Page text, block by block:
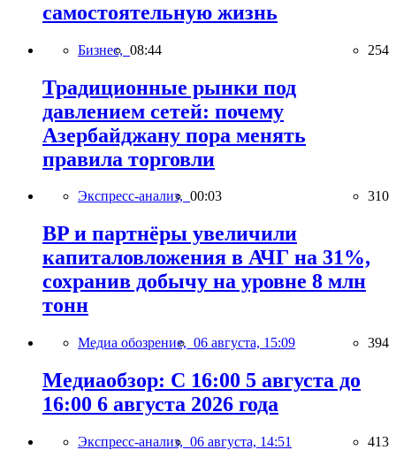
самостоятельную жизнь
Бизнес, 08:44 254
Традиционные рынки под
давлением сетей: почему
Азербайджану пора менять
правила торговли
Экспресс-анализ, 00:03 310
BP и партнёры увеличили
капиталовложения в АЧГ на 31%,
сохранив добычу на уровне 8 млн
тонн
Медиа обозрение, 06 августа, 15:09 394
Медиаобзор: С 16:00 5 августа до
16:00 6 августа 2026 года
Экспресс-анализ, 06 августа, 14:51 413